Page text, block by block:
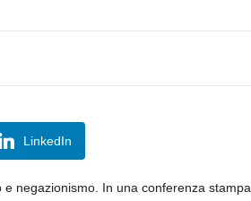
LinkedIn
negazionismo. In una conferenza stampa,